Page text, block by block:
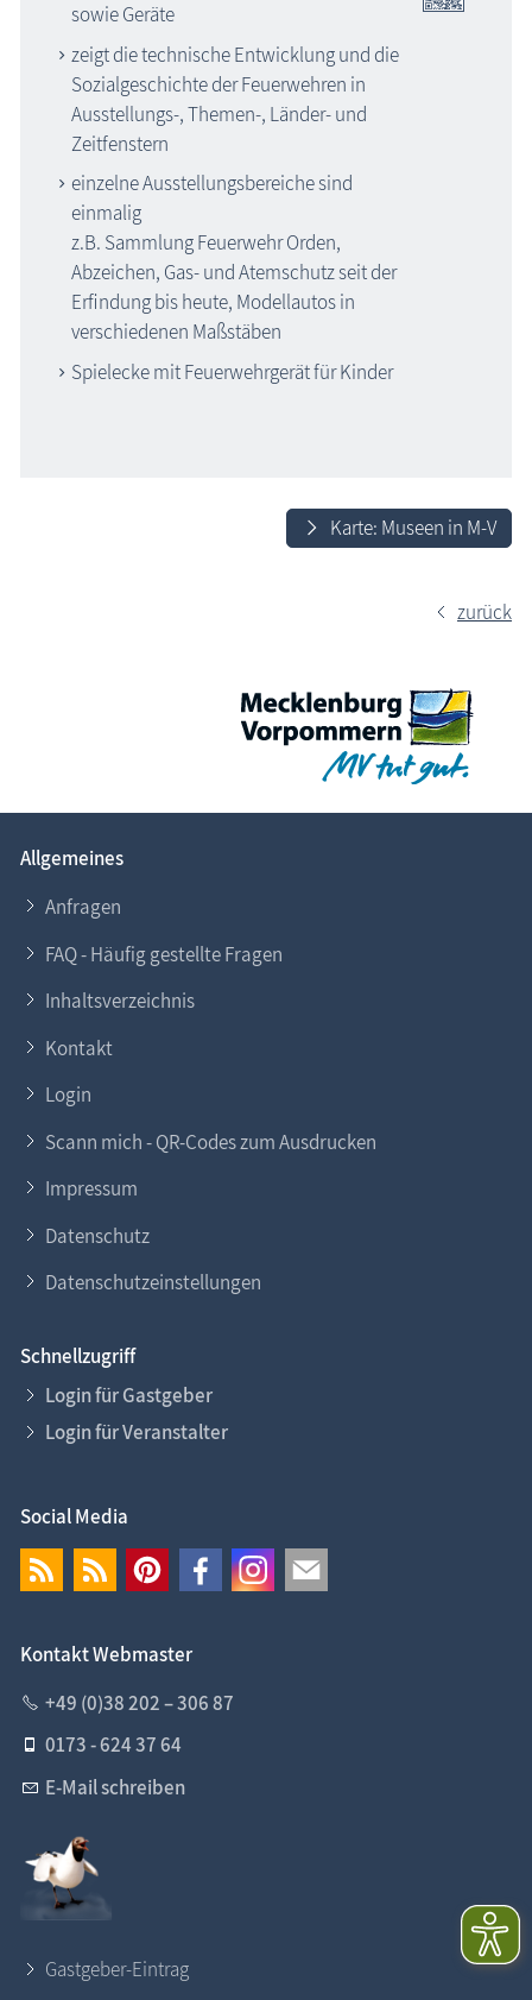
sowie Geräte
zeigt die technische Entwicklung und die
Sozialgeschichte der Feuerwehren in
Ausstellungs-, Themen-, Länder- und
Zeitfenstern
einzelne Ausstellungsbereiche sind
einmalig
z.B. Sammlung Feuerwehr Orden,
Abzeichen, Gas- und Atemschutz seit der
Erfindung bis heute, Modellautos in
verschiedenen Maßstäben
Spielecke mit Feuerwehrgerät für Kinder
Karte: Museen in M-V
zurück
Allgemeines
Anfragen
FAQ - Häufig gestellte Fragen
Inhaltsverzeichnis
Kontakt
Login
Scann mich - QR-Codes zum Ausdrucken
Impressum
Datenschutz
Datenschutzeinstellungen
Schnellzugriff
Login für Gastgeber
Login für Veranstalter
Social Media
Kontakt Webmaster
+49 (0)38 202 – 306 87
0173 - 624 37 64
E-Mail schreiben
Gastgeber-Eintrag